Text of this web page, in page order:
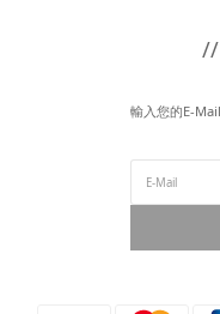
//
輸入您的E-